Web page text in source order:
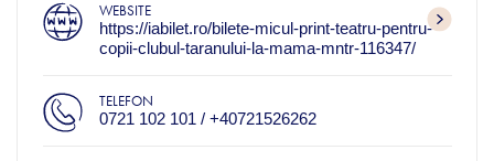
WEBSITE
https://iabilet.ro/bilete-micul-print-teatru-pentru-
copii-clubul-taranului-la-mama-mntr-116347/
TELEFON
0721 102 101 / +40721526262